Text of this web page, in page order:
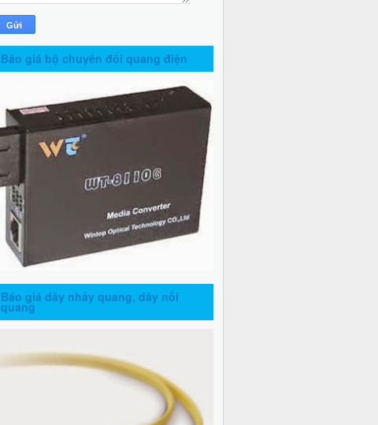
Báo giá bộ chuyển đổi quang điện
Báo giá dây nhảy quang, dây nối
quang